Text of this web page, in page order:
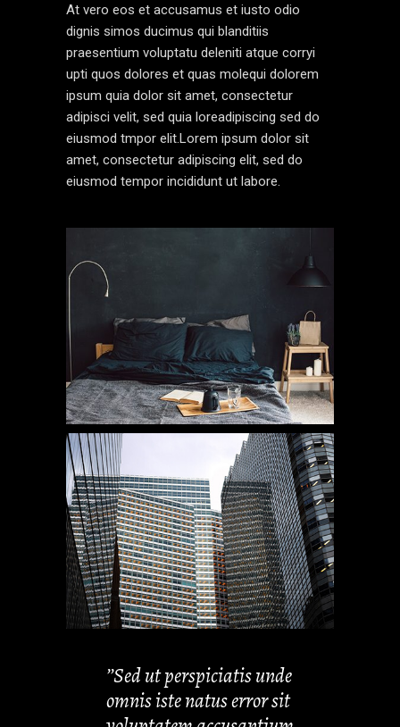
At vero eos et accusamus et iusto odio
dignis simos ducimus qui blanditiis
praesentium voluptatu deleniti atque corryi
upti quos dolores et quas molequi dolorem
ipsum quia dolor sit amet, consectetur
adipisci velit, sed quia loreadipiscing sed do
eiusmod tmpor elit.Lorem ipsum dolor sit
amet, consectetur adipiscing elit, sed do
eiusmod tempor incididunt ut labore.
’’Sed ut perspiciatis unde
omnis iste natus error sit